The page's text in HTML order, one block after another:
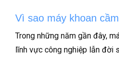
Vì sao máy khoan
Trong những năm gần đây,
lĩnh vực công nghiệp lẫn đời